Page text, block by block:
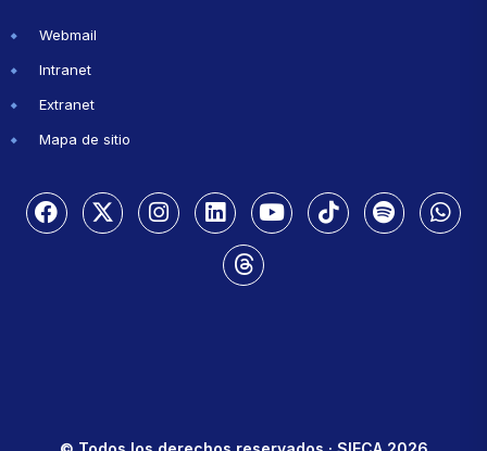
Webmail
Intranet
Extranet
Mapa de sitio